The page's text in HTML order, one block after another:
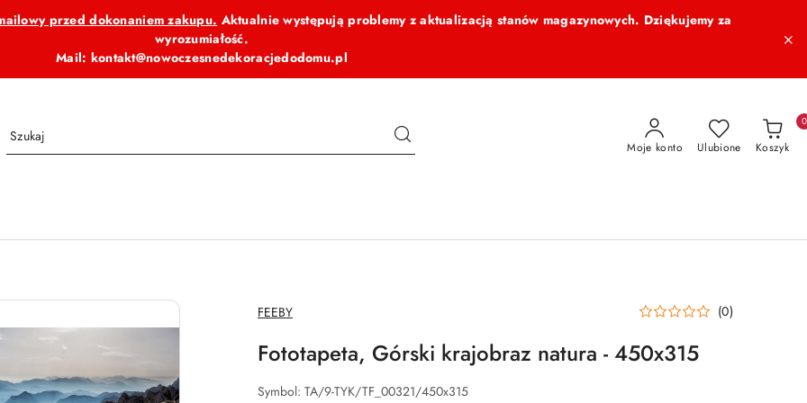
przed dokonaniem zakupu. Aktualnie występują problemy z aktualizacją stanów magazynowych. Dziękujemy za
wyrozumiałość.
Mail: kontakt@nowoczesnedekoracjedodomu.pl
Moje konto Ulubione Koszyk
0
NAZWA
PRODUCENTA:
FEEBY (0)
Fototapeta, Górski krajobraz natura - 450x315
Symbol: TA/9-TYK/TF_00321/450x315